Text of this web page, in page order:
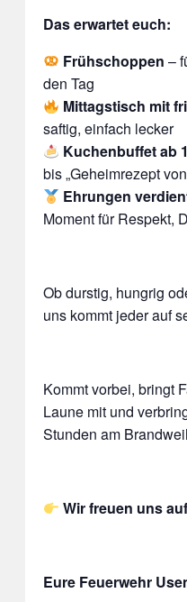
Das erwartet euch:
Frühschoppen –
den Tag
Mittagstisch mit
saftig, einfach lecker
Kuchenbuffet ab
bis „Geheimrezept
Ehrungen
Moment für Respekt,
Ob durstig, hungrig
uns kommt jeder auf
Kommt vorbei, bringt
Laune mit und
Stunden am
Wir freuen uns
Eure Feuerwehr